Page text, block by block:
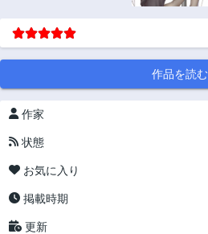
作品を読む
作家
状態
お気に入り
掲載時期
更新